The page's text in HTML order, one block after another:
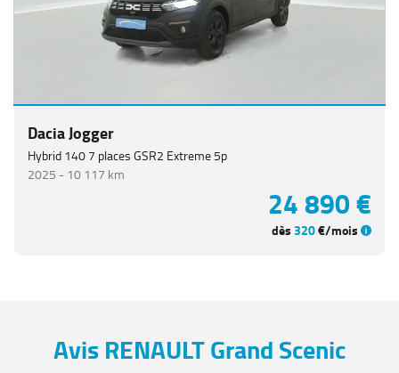
Dacia Jogger
Hybrid 140 7 places GSR2 Extreme 5p
2025 - 10 117 km
24 890 €
dès320€/mois
Avis RENAULT Grand Scenic